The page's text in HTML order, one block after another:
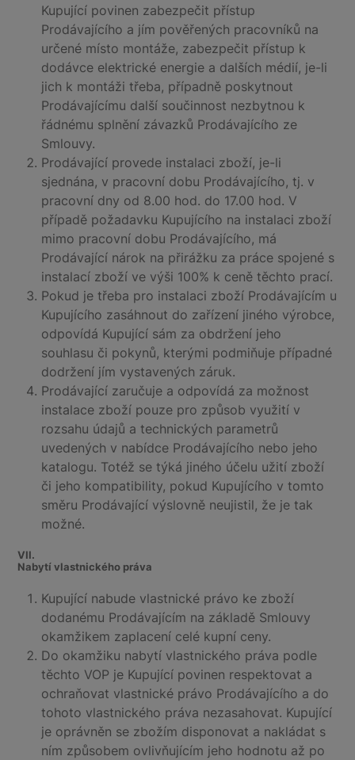
Kupující povinen zabezpečit přístup
Prodávajícího a jím pověřených pracovníků na
určené místo montáže, zabezpečit přístup k
dodávce elektrické energie a dalších médií, je-li
jich k montáži třeba, případně poskytnout
Prodávajícímu další součinnost nezbytnou k
řádnému splnění závazků Prodávajícího ze
Smlouvy.
Prodávající provede instalaci zboží, je-li
sjednána, v pracovní dobu Prodávajícího, tj. v
pracovní dny od 8.00 hod. do 17.00 hod. V
případě požadavku Kupujícího na instalaci zboží
mimo pracovní dobu Prodávajícího, má
Prodávající nárok na přirážku za práce spojené s
instalací zboží ve výši 100% k ceně těchto prací.
Pokud je třeba pro instalaci zboží Prodávajícím u
Kupujícího zasáhnout do zařízení jiného výrobce,
odpovídá Kupující sám za obdržení jeho
souhlasu či pokynů, kterými podmiňuje případné
dodržení jím vystavených záruk.
Prodávající zaručuje a odpovídá za možnost
instalace zboží pouze pro způsob využití v
rozsahu údajů a technických parametrů
uvedených v nabídce Prodávajícího nebo jeho
katalogu. Totéž se týká jiného účelu užití zboží
či jeho kompatibility, pokud Kupujícího v tomto
směru Prodávající výslovně neujistil, že je tak
možné.
VII.
Nabytí vlastnického práva
Kupující nabude vlastnické právo ke zboží
dodanému Prodávajícím na základě Smlouvy
okamžikem zaplacení celé kupní ceny.
Do okamžiku nabytí vlastnického práva podle
těchto VOP je Kupující povinen respektovat a
ochraňovat vlastnické právo Prodávajícího a do
tohoto vlastnického práva nezasahovat. Kupující
je oprávněn se zbožím disponovat a nakládat s
ním způsobem ovlivňujícím jeho hodnotu až po